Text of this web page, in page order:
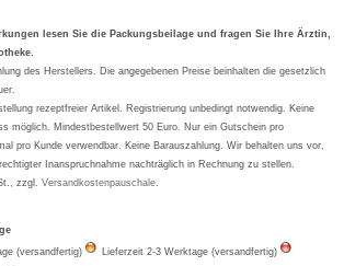
lesen Sie die Packungsbeilage und fragen Sie Ihre Ärztin,
des Herstellers. Die angegebenen Preise beinhalten die gesetzlich
rezeptfreier Artikel. Registrierung unbedingt notwendig. Keine
möglich. Mindestbestellwert 50 Euro. Nur ein Gutschein pro
pro Kunde verwendbar. Keine Barauszahlung. Wir behalten uns vor,
Inanspruchnahme nachträglich in Rechnung zu stellen.
zzgl.Versandkostenpauschale.
(versandfertig)
Lieferzeit 2-3 Werktage (versandfertig)